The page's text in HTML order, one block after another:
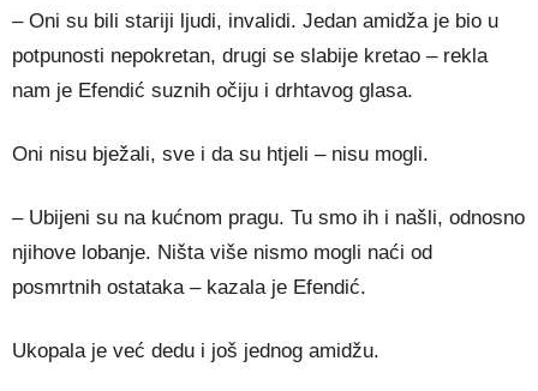
– Oni su bili stariji ljudi, invalidi. Jedan amidža je bio u
potpunosti nepokretan, drugi se slabije kretao – rekla
nam je Efendić suznih očiju i drhtavog glasa.
Oni nisu bježali, sve i da su htjeli – nisu mogli.
– Ubijeni su na kućnom pragu. Tu smo ih i našli, odnosno
njihove lobanje. Ništa više nismo mogli naći od
posmrtnih ostataka – kazala je Efendić.
Ukopala je već dedu i još jednog amidžu.